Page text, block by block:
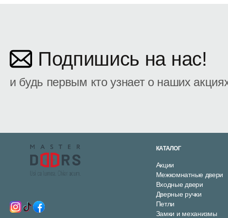
Подпишись на нас!
и будь первым кто узнает о наших
КАТАЛОГ
Акции
Межкомнатные двери
Входные двери
Дверные ручки
Петли
Замки и механизмы